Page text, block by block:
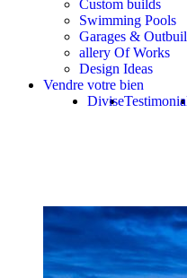
Custom builds
Swimming Pools
Garages &
allery Of Works
Design Ideas
Vendre votre bien
Divise